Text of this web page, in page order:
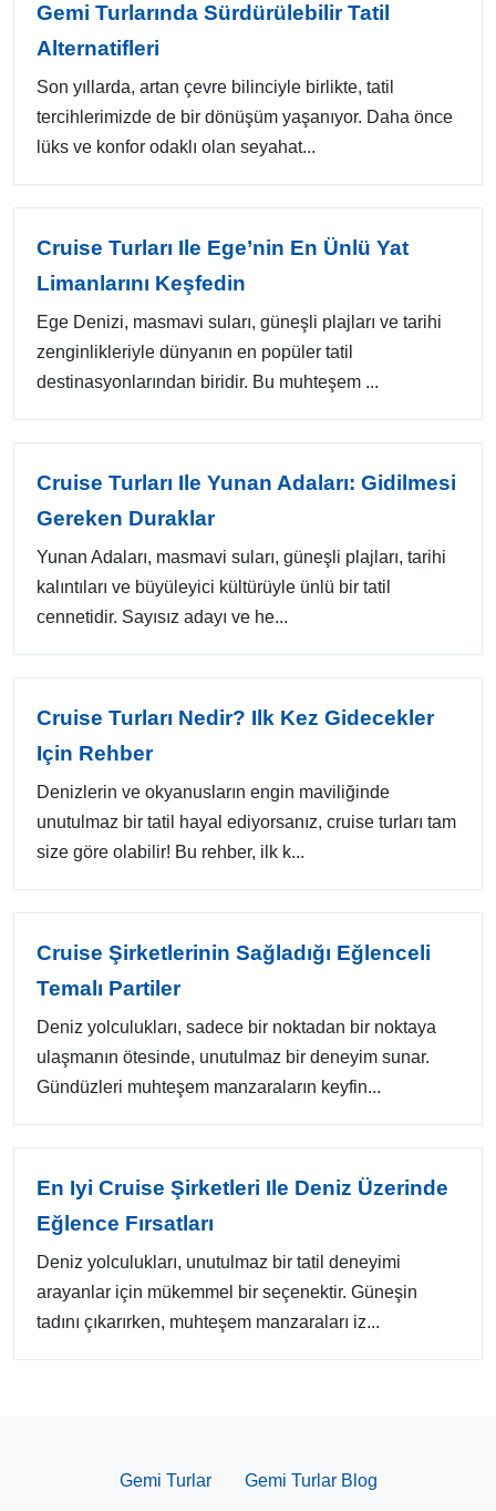
Gemi Turlarında Sürdürülebilir Tatil
Alternatifleri
Son yıllarda, artan çevre bilinciyle birlikte, tatil
tercihlerimizde de bir dönüşüm yaşanıyor. Daha önce
lüks ve konfor odaklı olan seyahat...
Cruise Turları Ile Ege’nin En Ünlü Yat
Limanlarını Keşfedin
Ege Denizi, masmavi suları, güneşli plajları ve tarihi
zenginlikleriyle dünyanın en popüler tatil
destinasyonlarından biridir. Bu muhteşem ...
Cruise Turları Ile Yunan Adaları: Gidilmesi
Gereken Duraklar
Yunan Adaları, masmavi suları, güneşli plajları, tarihi
kalıntıları ve büyüleyici kültürüyle ünlü bir tatil
cennetidir. Sayısız adayı ve he...
Cruise Turları Nedir? Ilk Kez Gidecekler
Için Rehber
Denizlerin ve okyanusların engin maviliğinde
unutulmaz bir tatil hayal ediyorsanız, cruise turları tam
size göre olabilir! Bu rehber, ilk k...
Cruise Şirketlerinin Sağladığı Eğlenceli
Temalı Partiler
Deniz yolculukları, sadece bir noktadan bir noktaya
ulaşmanın ötesinde, unutulmaz bir deneyim sunar.
Gündüzleri muhteşem manzaraların keyfin...
En Iyi Cruise Şirketleri Ile Deniz Üzerinde
Eğlence Fırsatları
Deniz yolculukları, unutulmaz bir tatil deneyimi
arayanlar için mükemmel bir seçenektir. Güneşin
tadını çıkarırken, muhteşem manzaraları iz...
Gemi Turlar Gemi Turlar Blog